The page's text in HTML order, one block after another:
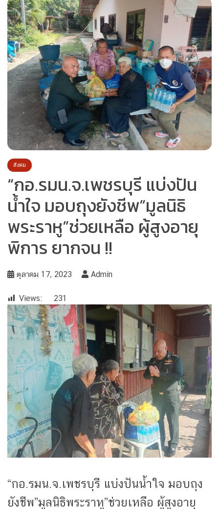
สังคม
“กอ.รมน.จ.เพชรบุรี แบ่งปัน
น้ำใจ มอบถุงยังชีพ”มูลนิธิ
พระราหู”ช่วยเหลือ ผู้สูงอายุ
พิการ ยากจน !!
ตุลาคม 17, 2023 Admin
Views: 231
“กอ.รมน.จ.เพชรบุรี แบ่งปันน้ำใจ มอบถุง
ยังชีพ”มูลนิธิพระราหู”ช่วยเหลือ ผู้สูงอายุ